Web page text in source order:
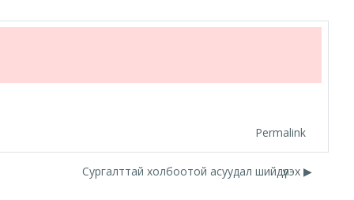
Permalink
Сургалттай холбоотой асуудал шийдүүлэх ▶︎